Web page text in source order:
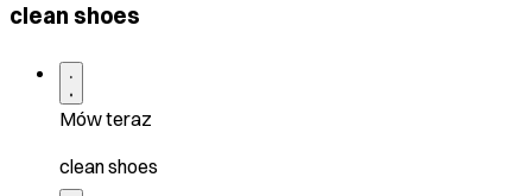
clean shoes
Mów teraz
clean shoes